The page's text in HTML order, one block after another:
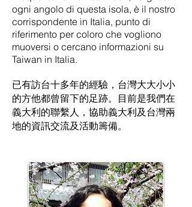
ogni angolo di questa isola, è il nostro
corrispondente in Italia, punto di
riferimento per coloro che vogliono
muoversi o cercano informazioni su
Taiwan in Italia.
已有訪台十多年的經驗，台灣大大小小
的方他都曾留下的足跡。目前是我們在
義大利的聯繫人，協助義大利及台灣兩
地的資訊交流及活動籌備。